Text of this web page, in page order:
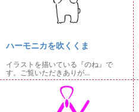
ハーモニカを吹くくま
イラストを描いている『のね』で
す。ご覧いただきありが...